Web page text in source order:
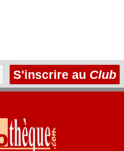
S'inscrire au Club